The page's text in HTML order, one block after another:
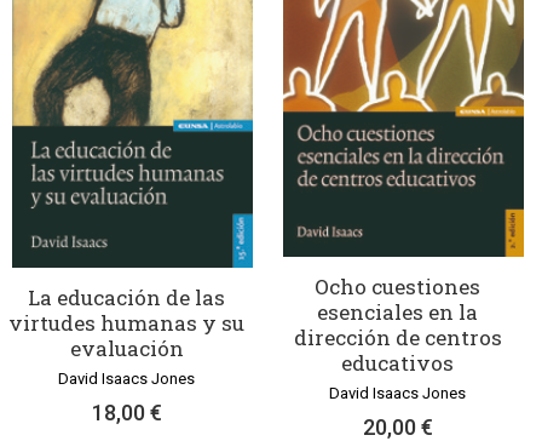
La educación de las
virtudes humanas y su
evaluación
David Isaacs Jones
18,00 €
Ocho cuestiones
esenciales en la
dirección de centros
educativos
David Isaacs Jones
20,00 €